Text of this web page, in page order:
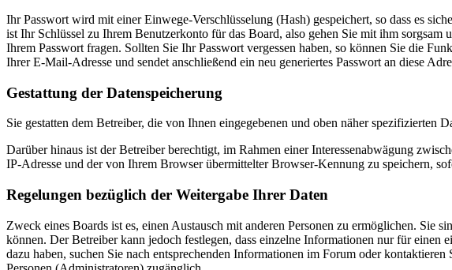
Ihr Passwort wird mit einer Einwege-Verschlüsselung (Hash) gespeichert, so dass es
ist Ihr Schlüssel zu Ihrem Benutzerkonto für das Board, also gehen Sie mit ihm
Ihrem Passwort fragen. Sollten Sie Ihr Passwort vergessen haben, so können Sie die
Ihrer E-Mail-Adresse und sendet anschließend ein neu generiertes Passwort an diese
Gestattung der Datenspeicherung
Sie gestatten dem Betreiber, die von Ihnen eingegebenen und oben näher spezifizierten
Darüber hinaus ist der Betreiber berechtigt, im Rahmen einer Interessenabwägung
IP-Adresse und der von Ihrem Browser übermittelter Browser-Kennung zu speichern,
Regelungen bezüglich der Weitergabe Ihrer Daten
Zweck eines Boards ist es, einen Austausch mit anderen Personen zu ermöglichen. Sie
können. Der Betreiber kann jedoch festlegen, dass einzelne Informationen nur für
dazu haben, suchen Sie nach entsprechenden Informationen im Forum oder